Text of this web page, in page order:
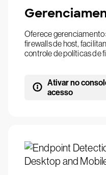
Oferece
firewalls de host,
controle de políticas de
Ativar no
acesso